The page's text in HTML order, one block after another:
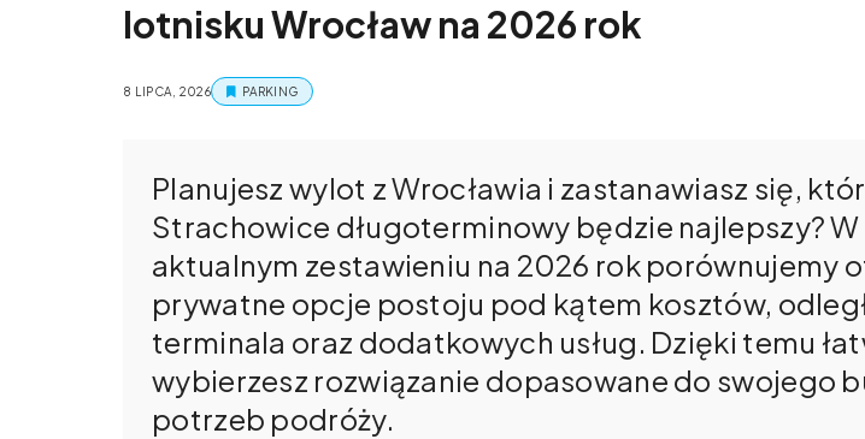
lotnisku Wrocław na 2026 rok
8 LIPCA, 2026 PARKING
Planujesz wylot z Wrocławia i zastanawiasz się,
Strachowice długoterminowy będzie najlepszy? W
aktualnym zestawieniu na 2026 rok porównujemy
prywatne opcje postoju pod kątem kosztów,
terminala oraz dodatkowych usług. Dzięki temu
wybierzesz rozwiązanie dopasowane do swojego
potrzeb podróży.